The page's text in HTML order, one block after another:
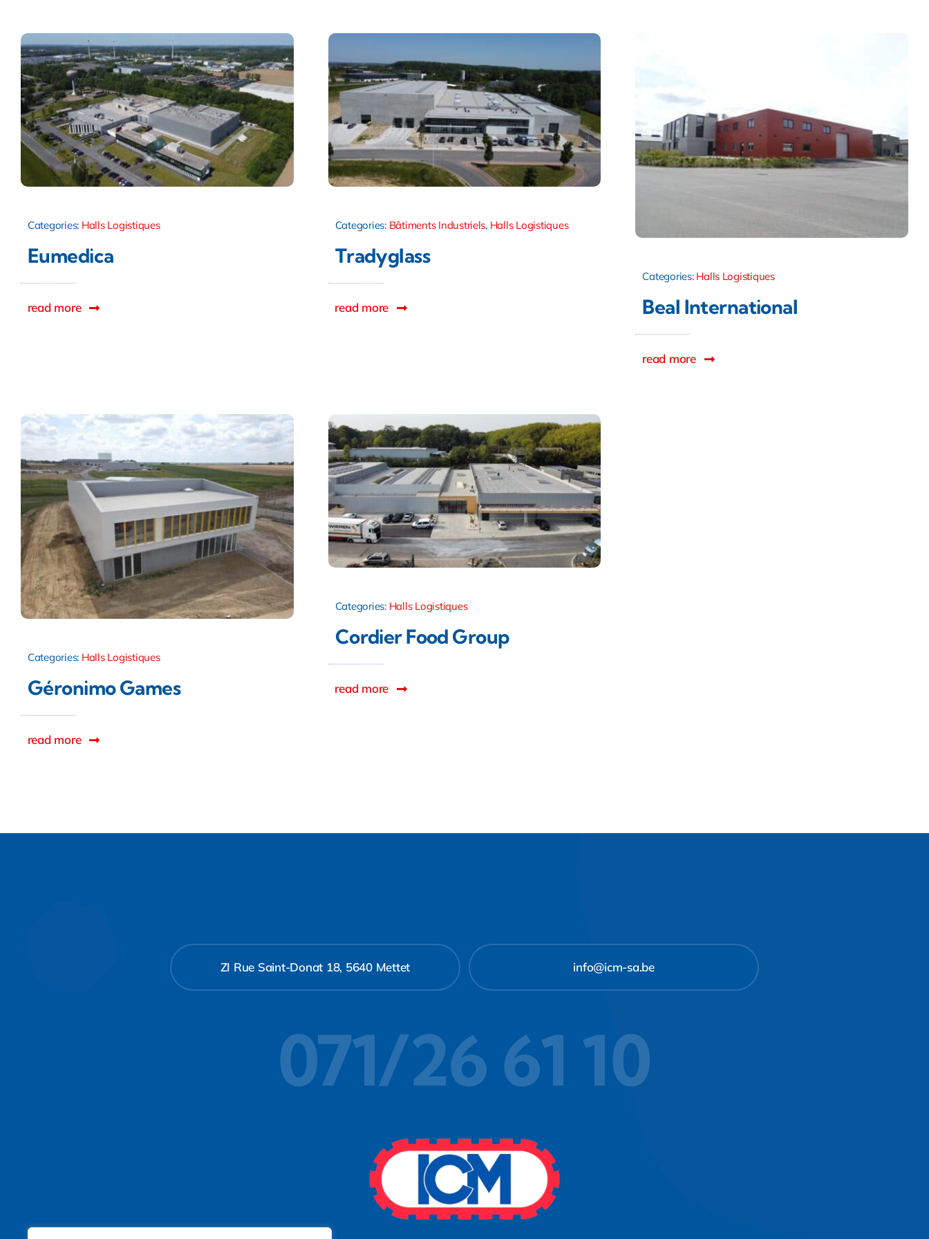
Categories: Halls Logistiques
Eumedica
read more
Categories: Bâtiments Industriels, Halls Logistiques
Tradyglass
read more
Categories: Halls Logistiques
Beal International
read more
Categories: Halls Logistiques
Géronimo Games
read more
Categories: Halls Logistiques
Cordier Food Group
read more
ZI Rue Saint-Donat 18, 5640 Mettet info@icm-sa.be
071/26 61 10